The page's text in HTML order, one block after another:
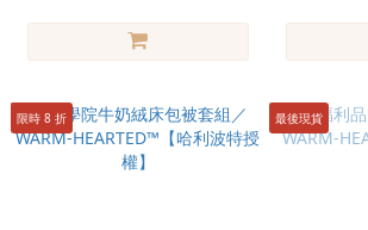
限時 8 折 最後現貨